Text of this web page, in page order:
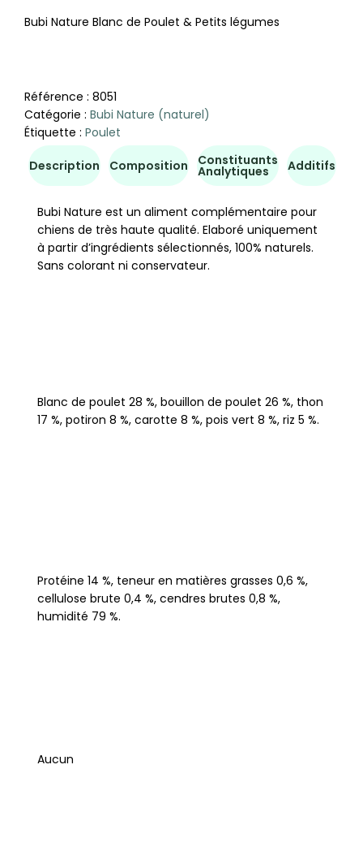
Bubi Nature Blanc de Poulet & Petits légumes
Référence : 8051
Catégorie : Bubi Nature (naturel)
Étiquette : Poulet
Description Composition Constituants
Analytiques Additifs
Bubi Nature est un aliment complémentaire pour
chiens de très haute qualité. Elaboré uniquement
à partir d’ingrédients sélectionnés, 100% naturels.
Sans colorant ni conservateur.
Blanc de poulet 28 %, bouillon de poulet 26 %, thon
17 %, potiron 8 %, carotte 8 %, pois vert 8 %, riz 5 %.
Protéine 14 %, teneur en matières grasses 0,6 %,
cellulose brute 0,4 %, cendres brutes 0,8 %,
humidité 79 %.
Aucun